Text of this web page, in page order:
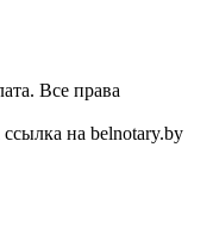
Все права
на belnotary.by